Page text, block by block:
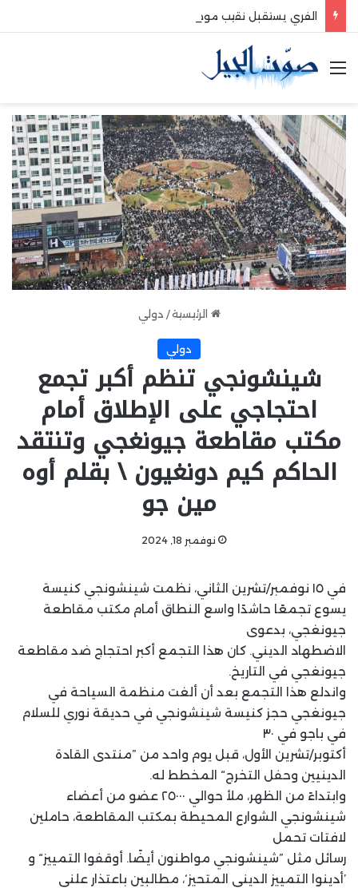
الفري يستقبل نقيب موظفي قاديشا
القائمة
الرئيسية / دولي
دولي
شينشونجي تنظم أكبر تجمع
احتجاجي على الإطلاق أمام
مكتب مقاطعة جيونغجي وتنتقد
الحاكم كيم دونغيون \ بقلم أوه
مين جو
نوفمبر 18, 2024
في ١٥ نوفمبر/تشرين الثاني، نظمت شينشونجي كنيسة
يسوع تجمعًا حاشدًا واسع النطاق أمام مكتب مقاطعة
جيونغجي، بدعوى
الاضطهاد الديني. كان هذا التجمع أكبر احتجاج ضد مقاطعة
جيونغجي في التاريخ.
واندلع هذا التجمع بعد أن ألغت منظمة السياحة في
جيونغجي حجز كنيسة شينشونجي في حديقة نوري للسلام
في باجو في ٣٠
أكتوبر/تشرين الأول، قبل يوم واحد من ”منتدى القادة
الدينيين وحفل التخرج“ المخطط له.
وابتداءً من الظهر، ملأ حوالي ٢٥٠٠٠ عضو من أعضاء
شينشونجي الشوارع المحيطة بمكتب المقاطعة، حاملين
لافتات تحمل
رسائل مثل ”شينشونجي مواطنون أيضًا. أوقفوا التمييز“ و
’أدينوا التمييز الديني المتحيز‘، مطالبين باعتذار علني